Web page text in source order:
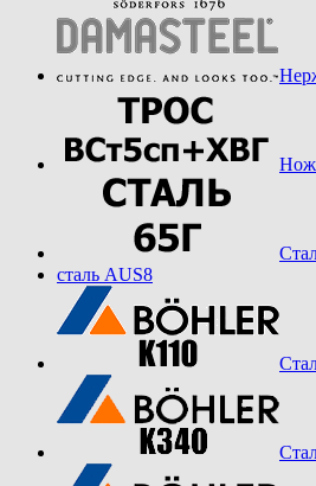
сталь AUS8